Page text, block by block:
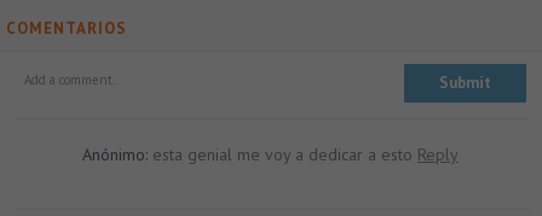
COMENTARIOS
Anónimo: esta genial me voy a dedicar a esto Reply